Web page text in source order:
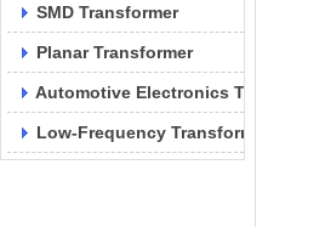
SMD Transformer
Planar Transformer
Automotive Electronics Transformer
Low-Frequency Transformer